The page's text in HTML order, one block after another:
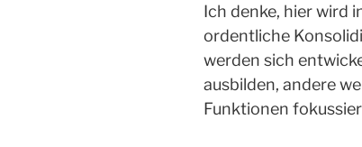
Ich denke, hier wird
ordentliche
werden sich
ausbilden, andere
Funktionen